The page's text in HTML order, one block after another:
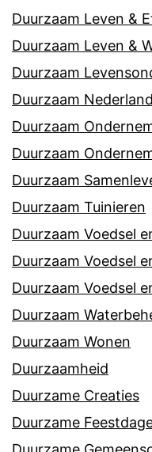
Duurzaam Leven &
Duurzaam Leven &
Duurzaam
Duurzaam Nederland
Duurzaam
Duurzaam
Duurzaam
Duurzaam Tuinieren
Duurzaam Voedsel
Duurzaam Voedsel
Duurzaam Voedsel
Duurzaam
Duurzaam Wonen
Duurzaamheid
Duurzame Creaties
Duurzame